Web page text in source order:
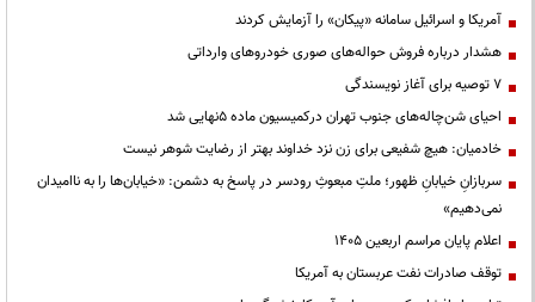
آمریکا و اسرائیل سامانه «پیکان» را آزمایش کردند
هشدار درباره فروش حواله‌های صوری خودروهای وارداتی
۷ توصیه برای آغاز نویسندگی
احیای شن‌چاله‌های جنوب تهران درکمیسیون ماده ۵نهایی شد
خادمیان: هیچ شفیعی برای زن نزد خداوند بهتر از رضایت شوهر نیست
سربازانِ خیابانِ ظهور؛ ملتِ مبعوثِ رودسر در پاسخ به دشمن: «خیابان‌ها را به ناامیدان
نمی‌دهیم»
اعلام پایان مراسم اربعین ۱۴۰۵
توقف صادرات نفت عربستان به آمریکا